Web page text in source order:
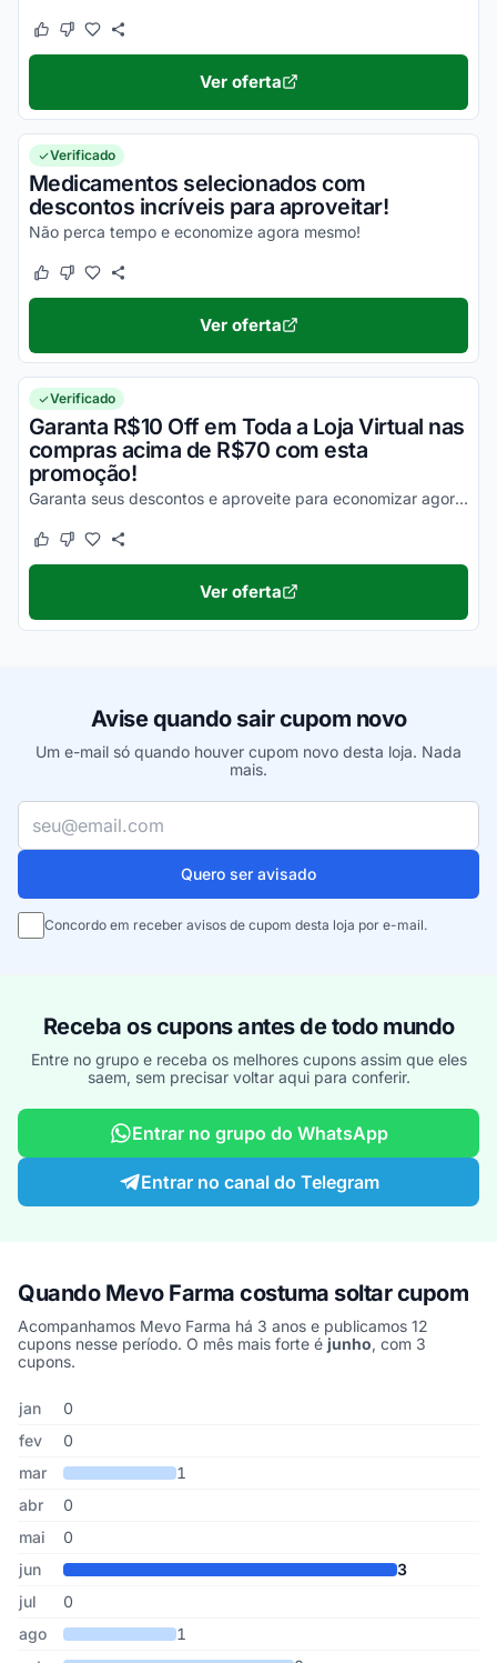
Este cupom funcionou
Este cupom não funcionou
Ver oferta
Verificado
Medicamentos selecionados com
descontos incríveis para aproveitar!
Não perca tempo e economize agora mesmo!
Este cupom funcionou
Este cupom não funcionou
Ver oferta
Verificado
Garanta R$10 Off em Toda a Loja Virtual nas
compras acima de R$70 com esta
promoção!
Garanta seus descontos e aproveite para economizar agora mesmo em todas as compras!
Este cupom funcionou
Este cupom não funcionou
Ver oferta
Avise quando sair cupom novo
Um e-mail só quando houver cupom novo desta loja. Nada
mais.
Seu e-mail
Quero ser avisado
Concordo em receber avisos de cupom desta loja por e-mail.
Receba os cupons antes de todo mundo
Entre no grupo e receba os melhores cupons assim que eles
saem, sem precisar voltar aqui para conferir.
Entrar no grupo do WhatsApp
Entrar no canal do Telegram
Quando Mevo Farma costuma soltar cupom
Acompanhamos Mevo Farma há 3 anos e publicamos 12
cupons nesse período. O mês mais forte é junho, com 3
cupons.
Cupons de Mevo Farma publicados por mês, somando os últimos
Mês Cupons publicados
jan
0
fev
0
mar
1
abr
0
mai
0
jun
3
jul
0
ago
1